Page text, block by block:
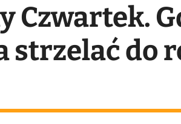
Czwartek.
strzelać do